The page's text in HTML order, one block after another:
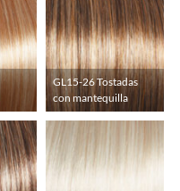
GL15-26 Tostadas
con mantequilla